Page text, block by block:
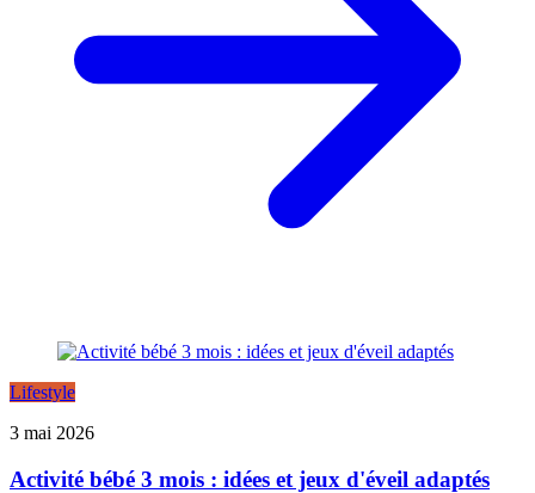
Lifestyle
3 mai 2026
Activité bébé 3 mois : idées et jeux d'éveil adaptés